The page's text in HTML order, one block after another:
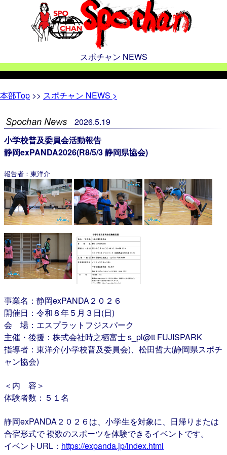
スポチャン NEWS
本部Top >> スポチャン NEWS >
2026.5.19
小学校普及委員会活動報告
静岡exPANDA2026(R8/5/3 静岡県協会)
報告者：東洋介
事業名：静岡exPANDA２０２６
開催日：令和８年５月３日(日)
会 場：エスプラットフジスパーク
主催・後援：株式会社時之栖富士 s_pl@tt FUJISPARK
指導者：東洋介(小学校普及委員会)、松田哲大(静岡県スポチ
ャン協会)
＜内 容＞
体験者数：５１名
静岡exPANDA２０２６は、小学生を対象に、日帰りまたは
合宿形式で 複数のスポーツを体験できるイベントです。
イベントURL： https://expanda.jp/index.html